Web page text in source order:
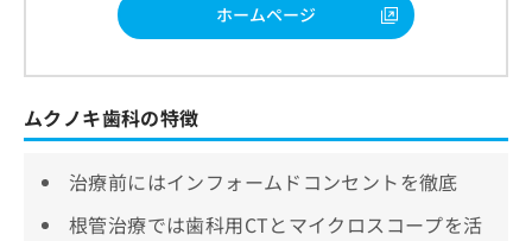
ホームページ
ムクノキ歯科の特徴
治療前にはインフォームドコンセントを徹底
根管治療では歯科用CTとマイクロスコープを活